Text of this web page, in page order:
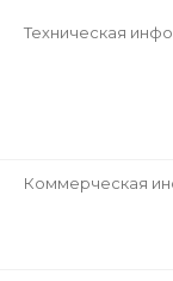
Техническая
Коммерческая